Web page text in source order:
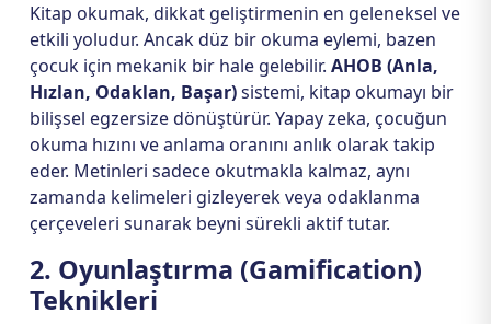
Kitap okumak, dikkat geliştirmenin en geleneksel ve
etkili yoludur. Ancak düz bir okuma eylemi, bazen
çocuk için mekanik bir hale gelebilir. AHOB (Anla,
Hızlan, Odaklan, Başar)sistemi, kitap okumayı bir
bilişsel egzersize dönüştürür. Yapay zeka, çocuğun
okuma hızını ve anlama oranını anlık olarak takip
eder. Metinleri sadece okutmakla kalmaz, aynı
zamanda kelimeleri gizleyerek veya odaklanma
çerçeveleri sunarak beyni sürekli aktif tutar.
2. Oyunlaştırma (Gamification)
Teknikleri